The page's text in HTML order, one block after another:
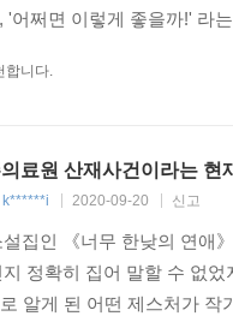
'어쩌면 이렇게 좋을까!' 라
합니다.
료원 산재사건이라는 현
k******i 2020-09-20 신고
집인 《너무 한낮의 연애
정확히 집어 말할 수 없
알게 된 어떤 제스처가